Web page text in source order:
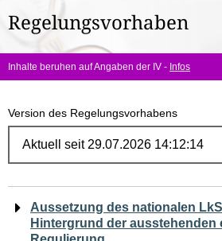
hier:
Regelungsvorhaben
Inhalte beruhen auf Angaben der IV - Infos
Version des Regelungsvorhabens
Navigation
Aussetzung des nationalen
Hintergrund der ausstehenden